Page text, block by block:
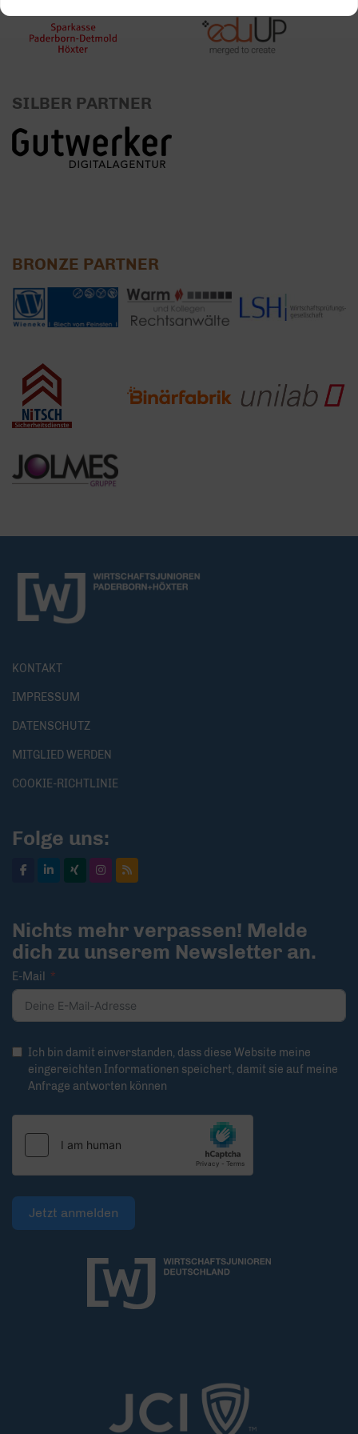
SILBER PARTNER
BRONZE PARTNER
KONTAKT
IMPRESSUM
DATENSCHUTZ
MITGLIED WERDEN
COOKIE-RICHTLINIE
Folge uns:
Nichts mehr verpassen! Melde
dich zu unserem Newsletter an.
E-Mail
Ich bin damit einverstanden, dass diese Website meine
eingereichten Informationen speichert, damit sie auf meine
Anfrage antworten können
Jetzt anmelden